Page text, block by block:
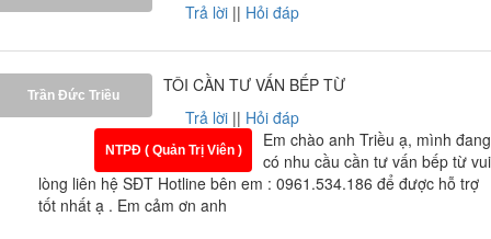
Trả lời || Hỏi đáp
Trần Đức Triều
TÔI CẦN TƯ VẤN BẾP TỪ
Trả lời || Hỏi đáp
NTPĐ ( Quản Trị Viên )
Em chào anh Triều ạ, mình đang
có nhu cầu cần tư vấn bếp từ vui
lòng liên hệ SĐT Hotline bên em : 0961.534.186 để được hỗ trợ
tốt nhất ạ . Em cảm ơn anh